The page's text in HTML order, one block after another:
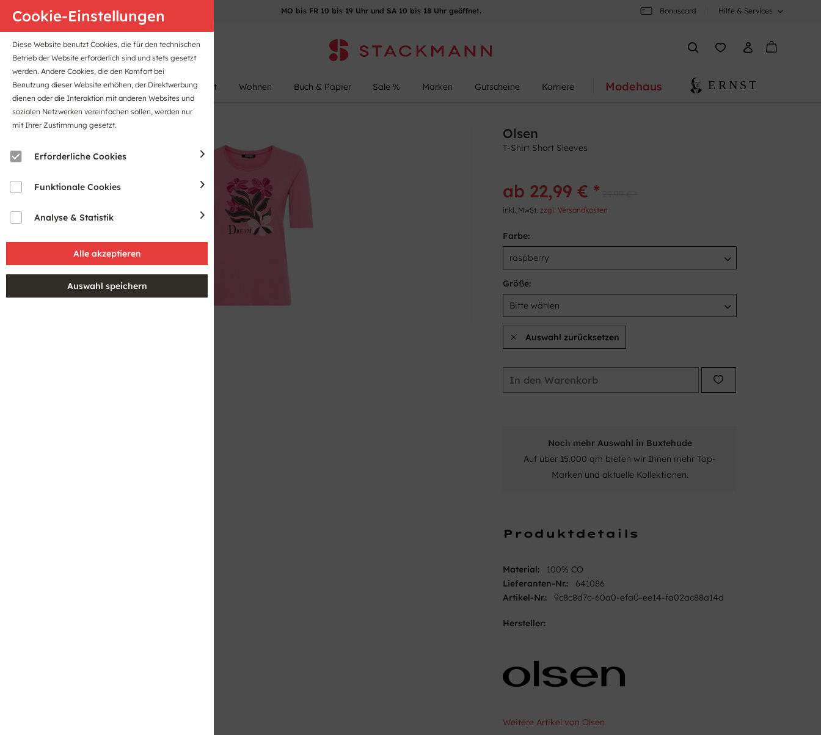
Anfahrt B2B-Portal MO bis FR 10 bis 19 Uhr und SA 10 bis 18 Uhr geöffnet. Bonuscard Hilfe & Services
Damen Herren Kinder Sport Wohnen Buch & Papier Sale % Marken Gutscheine Karriere Modehaus
Cookie-Einstellungen
Diese Website benutzt Cookies, die für den technischen
Betrieb der Website erforderlich sind und stets gesetzt
werden. Andere Cookies, die den Komfort bei
Benutzung dieser Website erhöhen, der Direktwerbung
dienen oder die Interaktion mit anderen Websites und
sozialen Netzwerken vereinfachen sollen, werden nur
mit Ihrer Zustimmung gesetzt.
Erforderliche Cookies
Funktionale Cookies
Analyse & Statistik
Olsen
T-Shirt Short Sleeves
ab 22,99 € *
inkl. MwSt.zzgl. Versandkosten
Farbe:
Größe:
Auswahl zurücksetzen
In den Warenkorb
Noch mehr Auswahl in Buxtehude
Auf über 15.000 qm bieten wir Ihnen mehr Top-
Marken und aktuelle Kollektionen.
Produktdetails
Material:
100% CO
Lieferanten-Nr.:
641086
Artikel-Nr.:
9c8c8d7c-60a0-efa0-ee14-fa02ac88a14d
Hersteller:
Weitere Artikel von Olsen